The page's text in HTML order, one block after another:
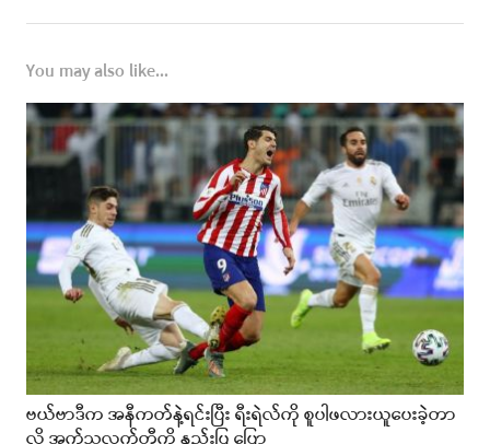
You may also like...
ဗယ်ဗာဒီက အနီကတ်နဲ့ရင်းပြီး ရီးရဲလ်ကို စူပါဖလားယူပေးခဲ့တာ